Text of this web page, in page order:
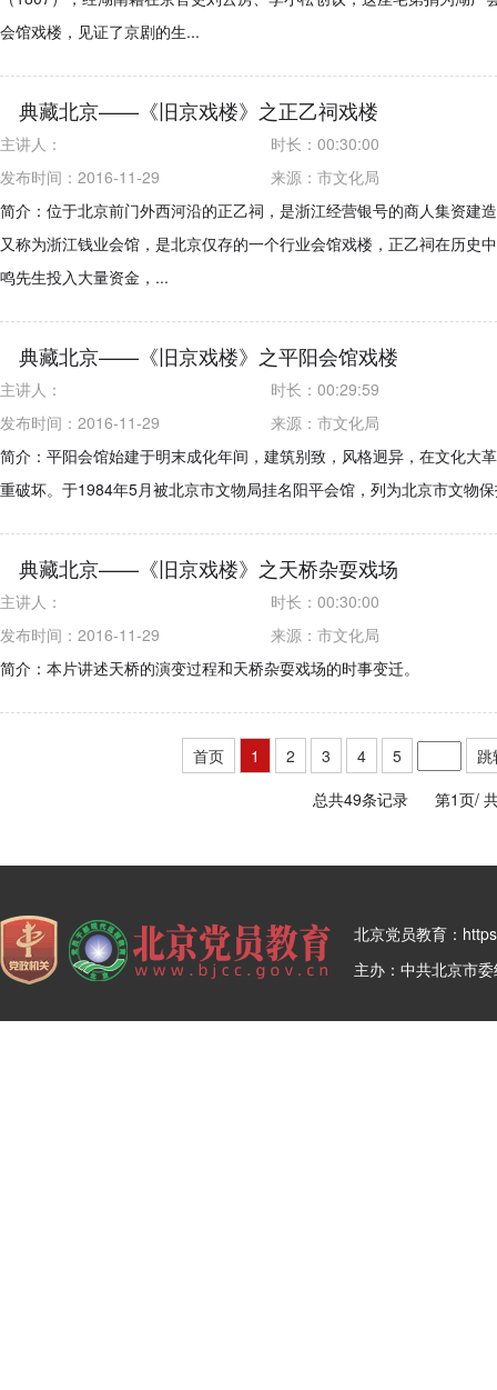
会馆戏楼，见证了京剧的生...
典藏北京——《旧京戏楼》之正乙祠戏楼
主讲人： 时长： 00:30:00
发布时间：2016-11-29
来源： 市文化局
简介：位于北京前门外西河沿的正乙祠，是浙江经营银号的商人集资建
又称为浙江钱业会馆，是北京仅存的一个行业会馆戏楼，正乙祠在历史
鸣先生投入大量资金，...
典藏北京——《旧京戏楼》之平阳会馆戏楼
主讲人： 时长： 00:29:59
发布时间：2016-11-29
来源： 市文化局
简介：平阳会馆始建于明末成化年间，建筑别致，风格迥异，在文化大
重破坏。于1984年5月被北京市文物局挂名阳平会馆，列为北京市文物
典藏北京——《旧京戏楼》之天桥杂耍戏场
主讲人： 时长： 00:30:00
发布时间：2016-11-29
来源： 市文化局
简介：本片讲述天桥的演变过程和天桥杂耍戏场的时事变迁。
首页 1 2 3 4 5
跳
总共49条记录 第1页/
北京党员教育：
主办：中共北京市